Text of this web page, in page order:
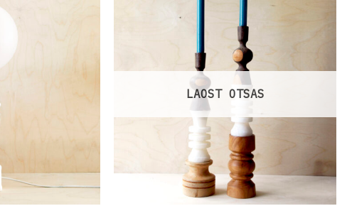
soovinimekirja
LAOST OTSAS